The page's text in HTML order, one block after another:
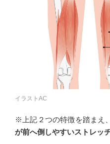
イラストAC
※上記２つの特徴を踏まえ、
が前へ倒しやすいストレッ